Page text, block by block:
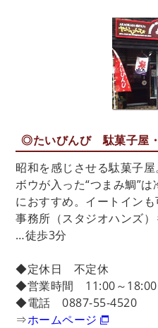
◎たいびんび 駄菓子屋
昭和を感じさせる駄菓子
ボウが入った“つまみ鯛”
におすすめ。イートイン
事務所（スタジオハンズ）
…徒歩3分
◆定休日 不定休
◆営業時間 11:00～18:00
◆電話 0887-55-4520
⇒ホームページ